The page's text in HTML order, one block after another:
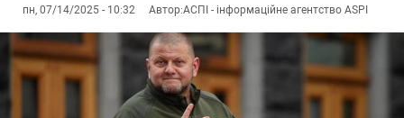
пн, 07/14/2025 - 10:32
Автор:АСПІ - інформаційне агентство ASPI
#ООС
#боротьба
з
корупцією
#ДФС #Київ #коронавірус